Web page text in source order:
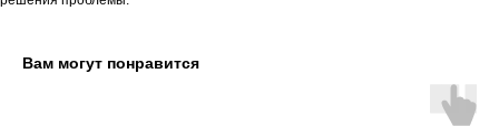
Вам могут понравится